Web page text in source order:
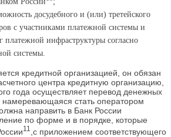
досудебного и (или) третейского
с участниками платежной системы и
платежной инфраструктуры согласно
системы.
кредитной организацией, он обязан
центра кредитную организацию,
года осуществляет перевод денежных
намеревающаяся стать оператором
направить в Банк России
по форме и в порядке, которые
11 ,с приложением соответствующего